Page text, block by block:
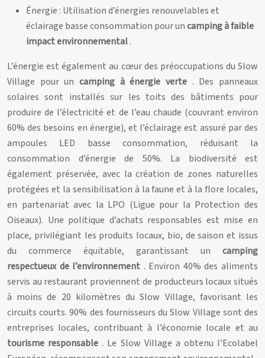
Énergie : Utilisation d’énergies renouvelables et
éclairage basse consommation pour uncamping à faible
impact environnemental.
L’énergie est également au cœur des préoccupations du Slow
Village pour un camping à énergie verte . Des panneaux
solaires sont installés sur les toits des bâtiments pour
produire de l’électricité et de l’eau chaude (couvrant environ
60% des besoins en énergie), et l’éclairage est assuré par des
ampoules LED basse consommation, réduisant la
consommation d’énergie de 50%. La biodiversité est
également préservée, avec la création de zones naturelles
protégées et la sensibilisation à la faune et à la flore locales,
en partenariat avec la LPO (Ligue pour la Protection des
Oiseaux). Une politique d’achats responsables est mise en
place, privilégiant les produits locaux, bio, de saison et issus
du commerce équitable, garantissant un camping
respectueux de l’environnement . Environ 40% des aliments
servis au restaurant proviennent de producteurs locaux situés
à moins de 20 kilomètres du Slow Village, favorisant les
circuits courts. 90% des fournisseurs du Slow Village sont des
entreprises locales, contribuant à l’économie locale et au
tourisme responsable . Le Slow Village a obtenu l’Ecolabel